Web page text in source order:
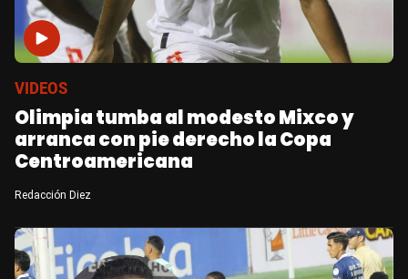
VIDEOS
Olimpia tumba al modesto Mixco y
arranca con pie derecho la Copa
Centroamericana
Redacción Diez